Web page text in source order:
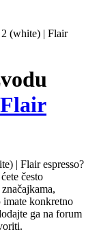
| Flair espresso?
često
konkretno
ga na forum